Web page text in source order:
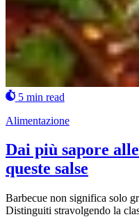
5 min read
Alimentazione
Dai più sapore
queste salse
Barbecue non significa solo
Distinguiti stravolgendo la